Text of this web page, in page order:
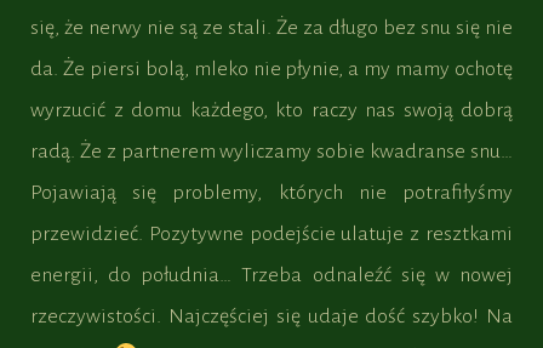
się, że nerwy nie są ze stali. Że za długo bez snu się nie
da. Że piersi bolą, mleko nie płynie, a my mamy ochotę
wyrzucić z domu każdego, kto raczy nas swoją dobrą
radą. Że z partnerem wyliczamy sobie kwadranse snu…
Pojawiają się problemy, których nie potrafiłyśmy
przewidzieć. Pozytywne podejście ulatuje z resztkami
energii, do południa… Trzeba odnaleźć się w nowej
rzeczywistości. Najczęściej się udaje dość szybko! Na